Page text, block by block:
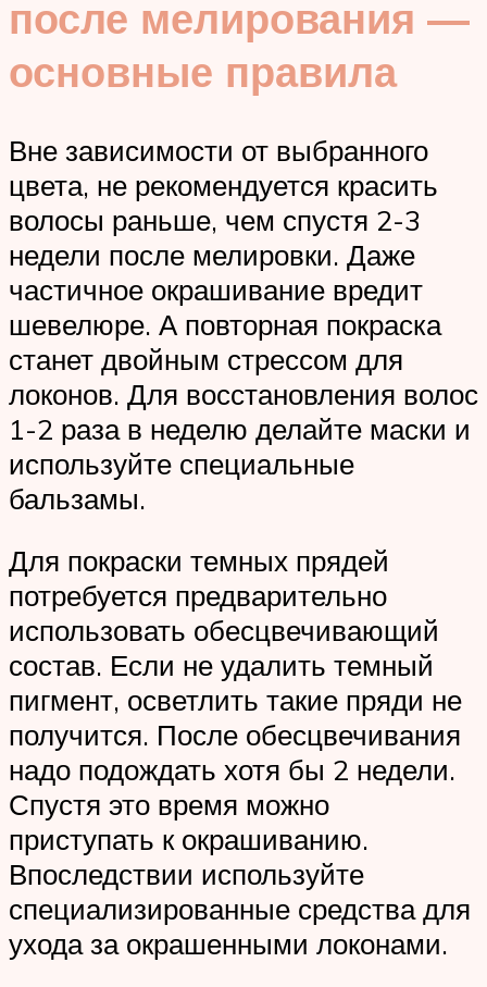
после мелирования —
основные правила
Вне зависимости от выбранного
цвета, не рекомендуется красить
волосы раньше, чем спустя 2-3
недели после мелировки. Даже
частичное окрашивание вредит
шевелюре. А повторная покраска
станет двойным стрессом для
локонов. Для восстановления волос
1-2 раза в неделю делайте маски и
используйте специальные
бальзамы.
Для покраски темных прядей
потребуется предварительно
использовать обесцвечивающий
состав. Если не удалить темный
пигмент, осветлить такие пряди не
получится. После обесцвечивания
надо подождать хотя бы 2 недели.
Спустя это время можно
приступать к окрашиванию.
Впоследствии используйте
специализированные средства для
ухода за окрашенными локонами.